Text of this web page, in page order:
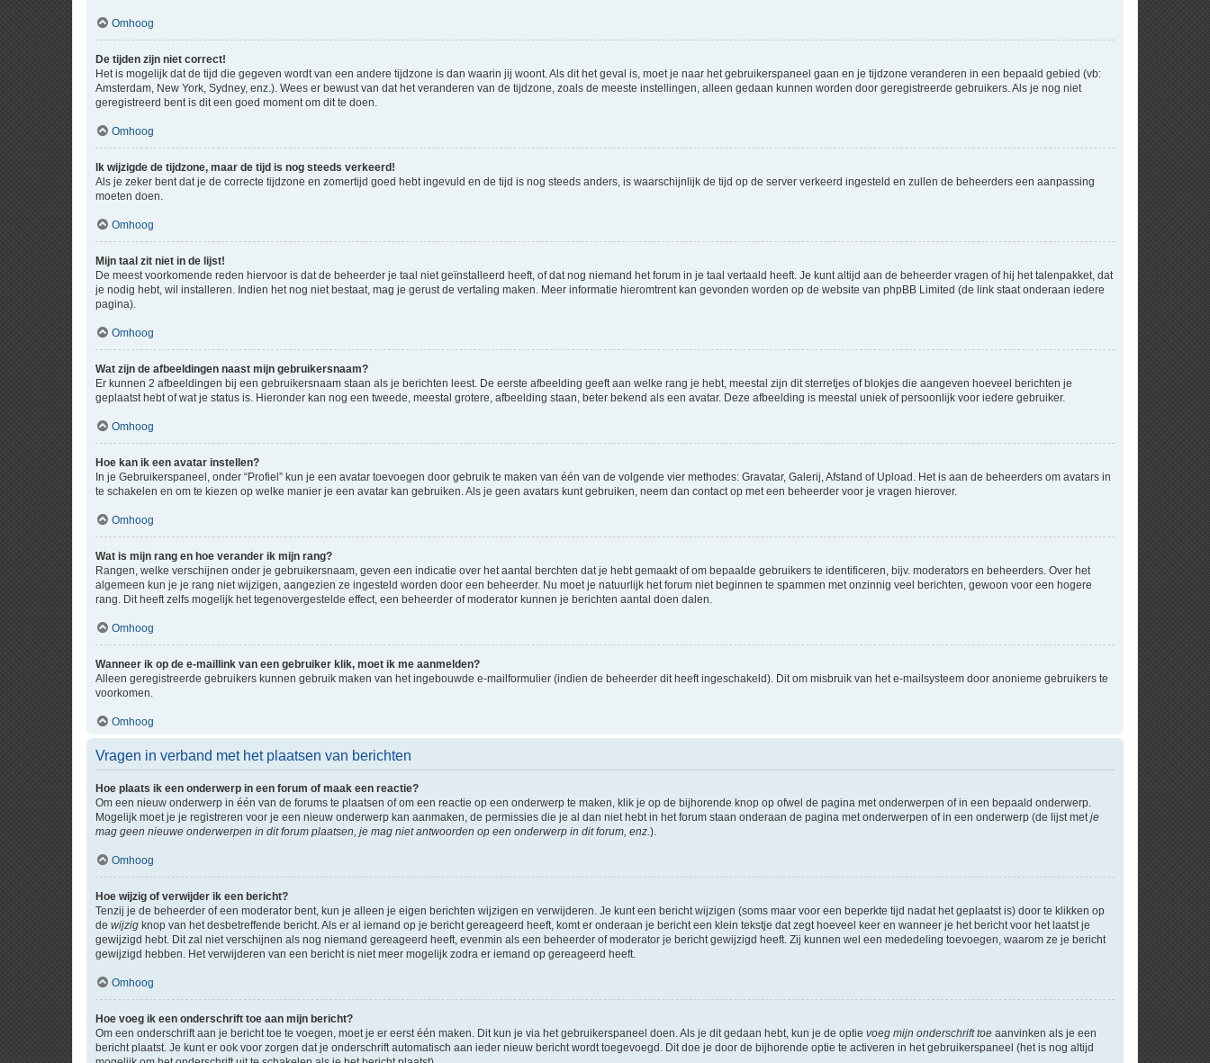
Omhoog
De tijden zijn niet correct!
Het is mogelijk dat de tijd die gegeven wordt van een andere tijdzone is dan waarin jij woont. Als dit het geval is, moet je naar het gebruikerspaneel gaan en je tijdzone veranderen in een bepaald gebied (vb:
Amsterdam, New York, Sydney, enz.). Wees er bewust van dat het veranderen van de tijdzone, zoals de meeste instellingen, alleen gedaan kunnen worden door geregistreerde gebruikers. Als je nog niet
geregistreerd bent is dit een goed moment om dit te doen.
Omhoog
Ik wijzigde de tijdzone, maar de tijd is nog steeds verkeerd!
Als je zeker bent dat je de correcte tijdzone en zomertijd goed hebt ingevuld en de tijd is nog steeds anders, is waarschijnlijk de tijd op de server verkeerd ingesteld en zullen de beheerders een aanpassing
moeten doen.
Omhoog
Mijn taal zit niet in de lijst!
De meest voorkomende reden hiervoor is dat de beheerder je taal niet geïnstalleerd heeft, of dat nog niemand het forum in je taal vertaald heeft. Je kunt altijd aan de beheerder vragen of hij het talenpakket, dat
je nodig hebt, wil installeren. Indien het nog niet bestaat, mag je gerust de vertaling maken. Meer informatie hieromtrent kan gevonden worden op de website van phpBB Limited (de link staat onderaan iedere
pagina).
Omhoog
Wat zijn de afbeeldingen naast mijn gebruikersnaam?
Er kunnen 2 afbeeldingen bij een gebruikersnaam staan als je berichten leest. De eerste afbeelding geeft aan welke rang je hebt, meestal zijn dit sterretjes of blokjes die aangeven hoeveel berichten je
geplaatst hebt of wat je status is. Hieronder kan nog een tweede, meestal grotere, afbeelding staan, beter bekend als een avatar. Deze afbeelding is meestal uniek of persoonlijk voor iedere gebruiker.
Omhoog
Hoe kan ik een avatar instellen?
In je Gebruikerspaneel, onder “Profiel” kun je een avatar toevoegen door gebruik te maken van één van de volgende vier methodes: Gravatar, Galerij, Afstand of Upload. Het is aan de beheerders om avatars in
te schakelen en om te kiezen op welke manier je een avatar kan gebruiken. Als je geen avatars kunt gebruiken, neem dan contact op met een beheerder voor je vragen hierover.
Omhoog
Wat is mijn rang en hoe verander ik mijn rang?
Rangen, welke verschijnen onder je gebruikersnaam, geven een indicatie over het aantal berchten dat je hebt gemaakt of om bepaalde gebruikers te identificeren, bijv. moderators en beheerders. Over het
algemeen kun je je rang niet wijzigen, aangezien ze ingesteld worden door een beheerder. Nu moet je natuurlijk het forum niet beginnen te spammen met onzinnig veel berichten, gewoon voor een hogere
rang. Dit heeft zelfs mogelijk het tegenovergestelde effect, een beheerder of moderator kunnen je berichten aantal doen dalen.
Omhoog
Wanneer ik op de e-maillink van een gebruiker klik, moet ik me aanmelden?
Alleen geregistreerde gebruikers kunnen gebruik maken van het ingebouwde e-mailformulier (indien de beheerder dit heeft ingeschakeld). Dit om misbruik van het e-mailsysteem door anonieme gebruikers te
voorkomen.
Omhoog
Vragen in verband met het plaatsen van berichten
Hoe plaats ik een onderwerp in een forum of maak een reactie?
Om een nieuw onderwerp in één van de forums te plaatsen of om een reactie op een onderwerp te maken, klik je op de bijhorende knop op ofwel de pagina met onderwerpen of in een bepaald onderwerp.
Mogelijk moet je je registreren voor je een nieuw onderwerp kan aanmaken, de permissies die je al dan niet hebt in het forum staan onderaan de pagina met onderwerpen of in een onderwerp (de lijst met je
mag geen nieuwe onderwerpen in dit forum plaatsen, je mag niet antwoorden op een onderwerp in dit forum, enz. ).
Omhoog
Hoe wijzig of verwijder ik een bericht?
Tenzij je de beheerder of een moderator bent, kun je alleen je eigen berichten wijzigen en verwijderen. Je kunt een bericht wijzigen (soms maar voor een beperkte tijd nadat het geplaatst is) door te klikken op
de wijzig knop van het desbetreffende bericht. Als er al iemand op je bericht gereageerd heeft, komt er onderaan je bericht een klein tekstje dat zegt hoeveel keer en wanneer je het bericht voor het laatst je
gewijzigd hebt. Dit zal niet verschijnen als nog niemand gereageerd heeft, evenmin als een beheerder of moderator je bericht gewijzigd heeft. Zij kunnen wel een mededeling toevoegen, waarom ze je bericht
gewijzigd hebben. Het verwijderen van een bericht is niet meer mogelijk zodra er iemand op gereageerd heeft.
Omhoog
Hoe voeg ik een onderschrift toe aan mijn bericht?
Om een onderschrift aan je bericht toe te voegen, moet je er eerst één maken. Dit kun je via het gebruikerspaneel doen. Als je dit gedaan hebt, kun je de optie voeg mijn onderschrift toe aanvinken als je een
bericht plaatst. Je kunt er ook voor zorgen dat je onderschrift automatisch aan ieder nieuw bericht wordt toegevoegd. Dit doe je door de bijhorende optie te activeren in het gebruikerspaneel (het is nog altijd